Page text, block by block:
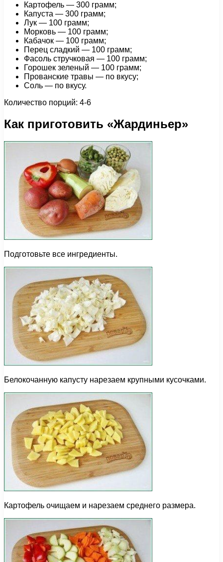
Картофель — 300 грамм;
Капуста — 300 грамм;
Лук — 100 грамм;
Морковь — 100 грамм;
Кабачок — 100 грамм;
Перец сладкий — 100 грамм;
Фасоль стручковая — 100 грамм;
Горошек зеленый — 100 грамм;
Прованские травы — по вкусу;
Соль — по вкусу.
Количество порций: 4-6
Как приготовить «Жардиньер»
Подготовьте все ингредиенты.
Белокочанную капусту нарезаем крупными кусочками.
Картофель очищаем и нарезаем среднего размера.